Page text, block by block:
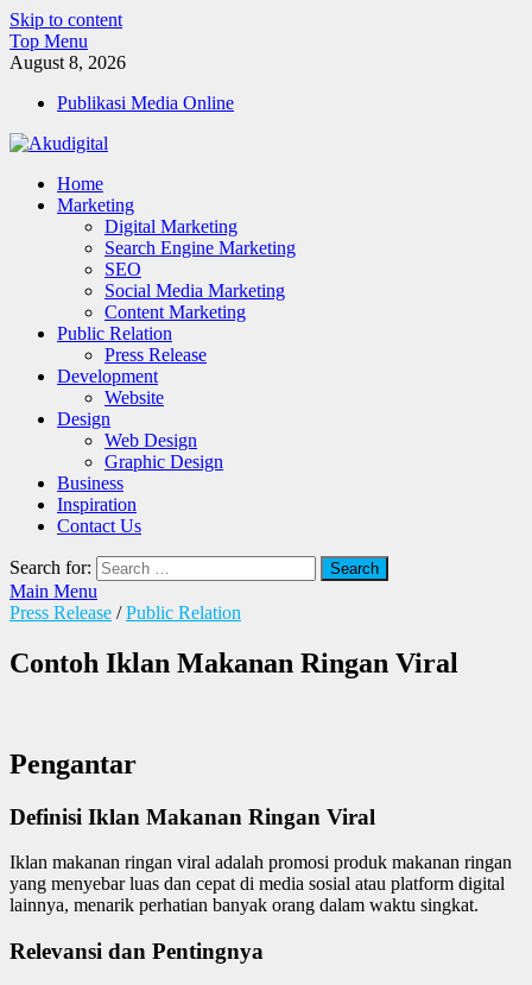
Skip to content
Top Menu
August 8, 2026
Publikasi Media Online
Akudigital
Digital Marketing Tips dan Trik
Home
Marketing
Digital Marketing
Search Engine Marketing
SEO
Social Media Marketing
Content Marketing
Public Relation
Press Release
Development
Website
Design
Web Design
Graphic Design
Business
Inspiration
Contact Us
Search for:
Main Menu
Press Release /Public Relation
Contoh Iklan Makanan Ringan Viral
Pengantar
Definisi Iklan Makanan Ringan Viral
Iklan makanan ringan viral adalah promosi produk makanan ringan
yang menyebar luas dan cepat di media sosial atau platform digital
lainnya, menarik perhatian banyak orang dalam waktu singkat.
Relevansi dan Pentingnya